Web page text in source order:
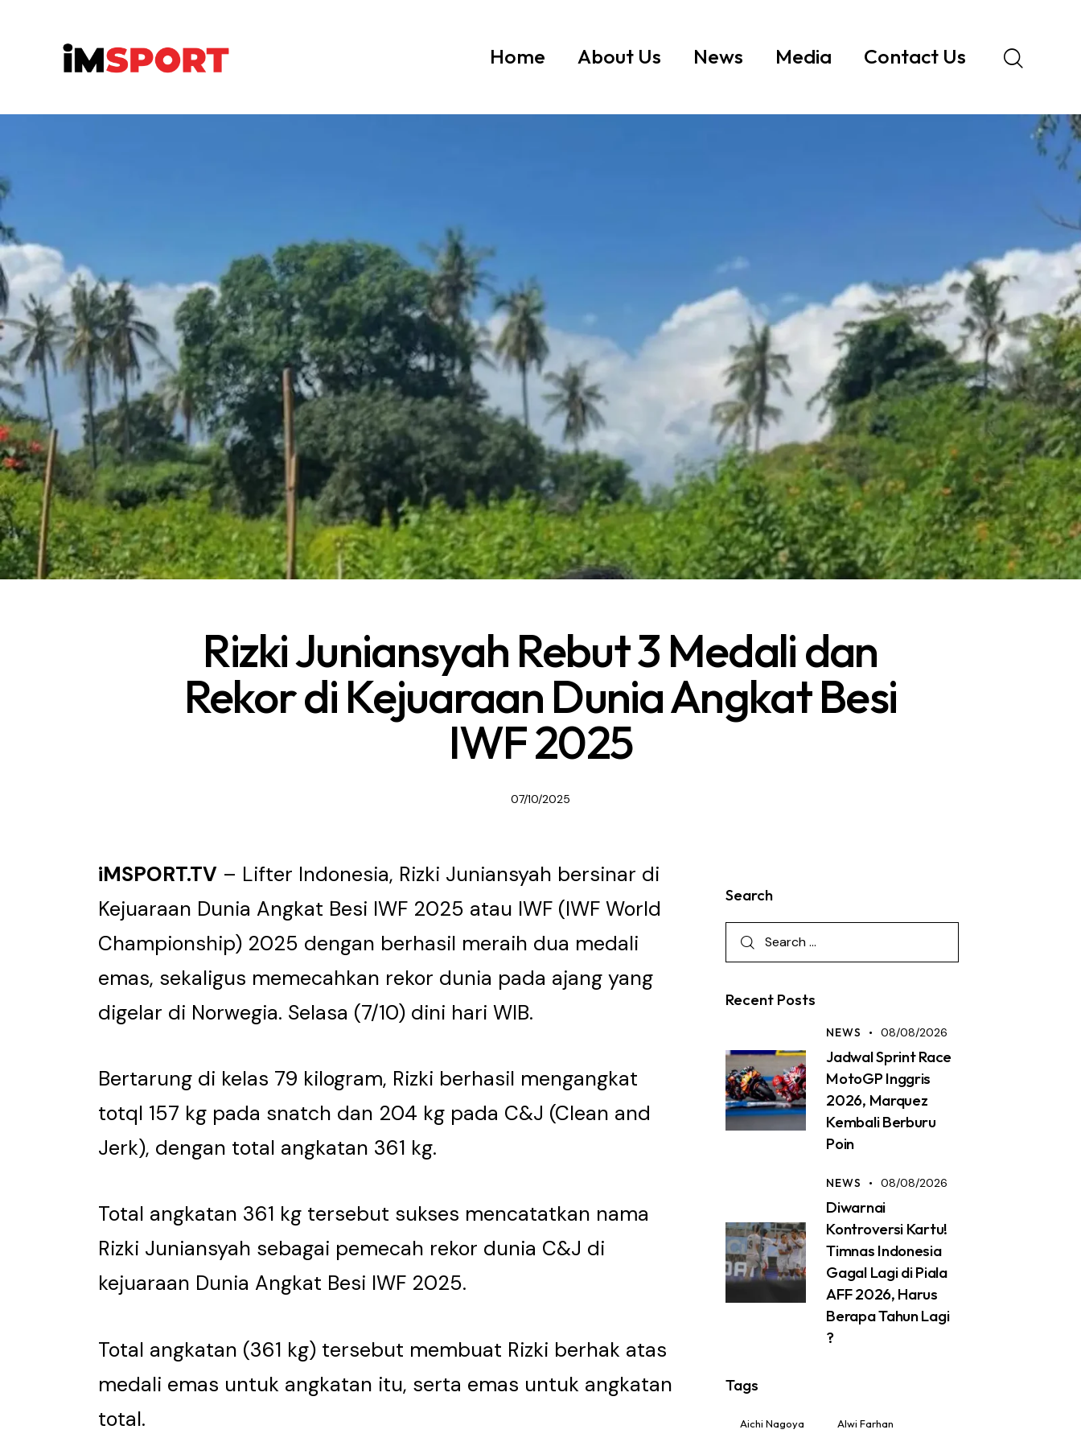
Home About Us News Media Contact Us
Rizki Juniansyah Rebut 3 Medali dan
Rekor di Kejuaraan Dunia Angkat Besi
IWF 2025
07/10/2025
iMSPORT.TV – Lifter Indonesia, Rizki Juniansyah bersinar di
Kejuaraan Dunia Angkat Besi IWF 2025 atau IWF (IWF World
Championship) 2025 dengan berhasil meraih dua medali
emas, sekaligus memecahkan rekor dunia pada ajang yang
digelar di Norwegia. Selasa (7/10) dini hari WIB.
Bertarung di kelas 79 kilogram, Rizki berhasil mengangkat
totql 157 kg pada snatch dan 204 kg pada C&J (Clean and
Jerk), dengan total angkatan 361 kg.
Total angkatan 361 kg tersebut sukses mencatatkan nama
Rizki Juniansyah sebagai pemecah rekor dunia C&J di
kejuaraan Dunia Angkat Besi IWF 2025.
Total angkatan (361 kg) tersebut membuat Rizki berhak atas
medali emas untuk angkatan itu, serta emas untuk angkatan
total.
Search
Recent Posts
NEWS 08/08/2026
Jadwal Sprint Race
MotoGP Inggris
2026, Marquez
Kembali Berburu
Poin
NEWS 08/08/2026
Diwarnai
Kontroversi Kartu!
Timnas Indonesia
Gagal Lagi di Piala
AFF 2026, Harus
Berapa Tahun Lagi
?
Tags
Aichi Nagoya Alwi Farhan